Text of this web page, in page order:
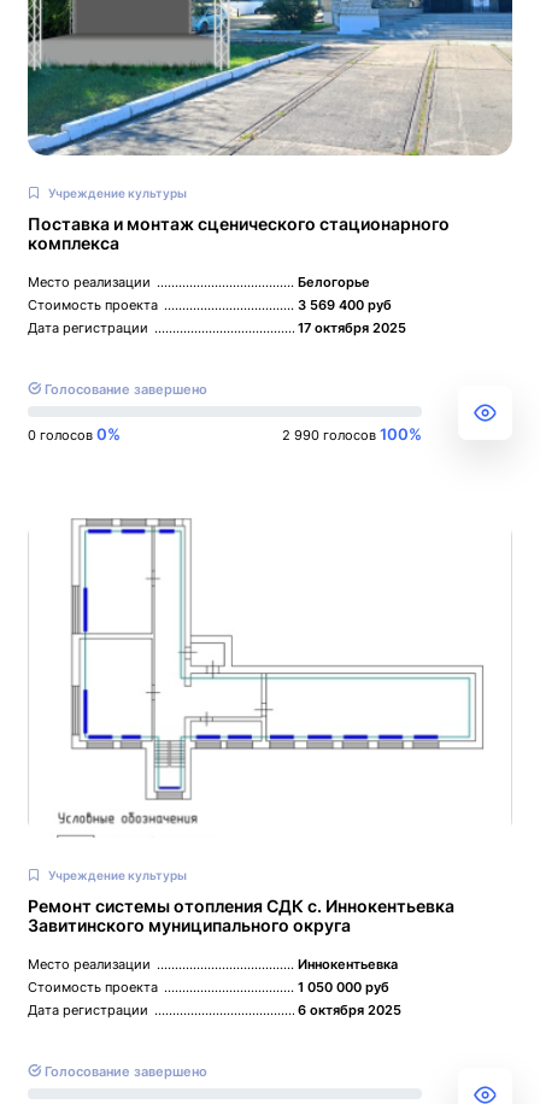
Учреждение культуры
Поставка и монтаж сценического стационарного
комплекса
Место реализации
Белогорье
Стоимость проекта
3 569 400 руб
Дата регистрации
17 октября 2025
Голосование завершено
0 голосов 0% 2 990 голосов 100%
Учреждение культуры
Ремонт системы отопления СДК с. Иннокентьевка
Завитинского муниципального округа
Место реализации
Иннокентьевка
Стоимость проекта
1 050 000 руб
Дата регистрации
6 октября 2025
Голосование завершено